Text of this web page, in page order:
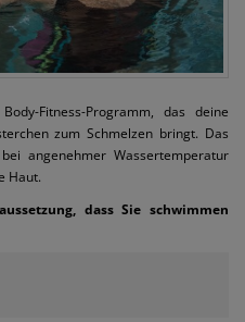
Fitness-Programm, das deine
zum Schmelzen bringt. Das
angenehmer Wassertemperatur
Haut.
dass Sie schwimmen